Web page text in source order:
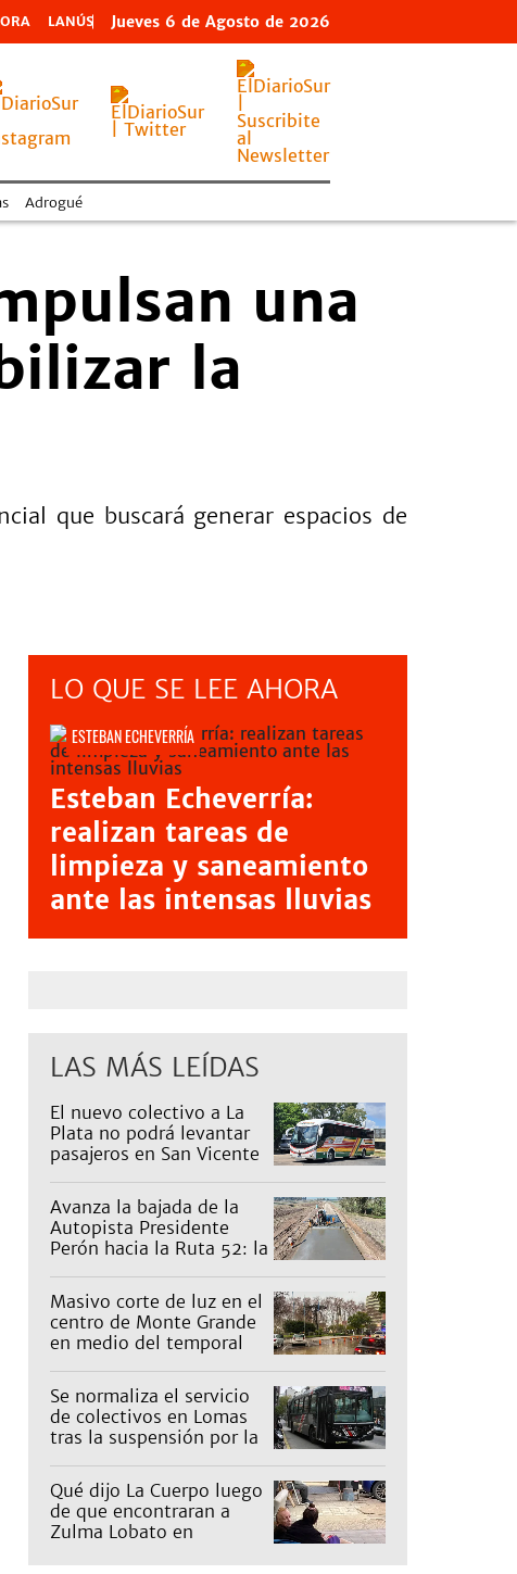
LANÚS Jueves 6 de Agosto de 2026
Adrogué
una
la
que buscará generar espacios de
LO QUE SE LEE AHORA
ESTEBAN ECHEVERRÍA
Esteban Echeverría:
realizan tareas de
limpieza y saneamiento
ante las intensas lluvias
LAS MÁS LEÍDAS
El nuevo colectivo a La
Plata no podrá levantar
pasajeros en San Vicente
Avanza la bajada de la
Autopista Presidente
Perón hacia la Ruta 52: la
Masivo corte de luz en el
centro de Monte Grande
en medio del temporal
Se normaliza el servicio
de colectivos en Lomas
tras la suspensión por la
Qué dijo La Cuerpo luego
de que encontraran a
Zulma Lobato en